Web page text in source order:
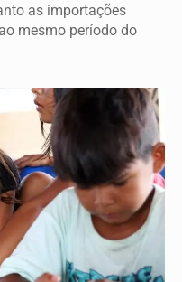
as importações
mesmo período do